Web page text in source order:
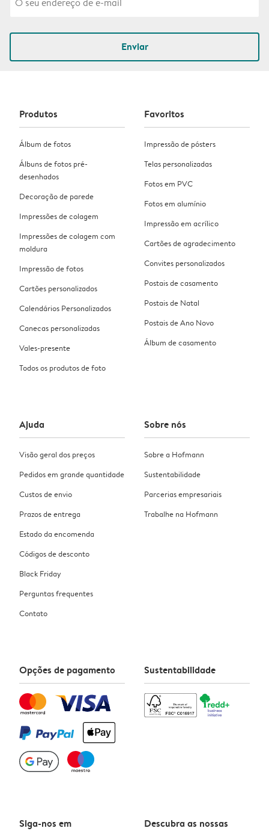
Enviar
Produtos
Álbum de fotos
Álbuns de fotos pré-
desenhados
Decoração de parede
Impressões de colagem
Impressões de colagem com
moldura
Impressão de fotos
Cartões personalizados
Calendários Personalizados
Canecas personalizadas
Vales-presente
Todos os produtos de foto
Favoritos
Impressão de pósters
Telas personalizadas
Fotos em PVC
Fotos em alumínio
Impressão em acrílico
Cartões de agradecimento
Convites personalizados
Postais de casamento
Postais de Natal
Postais de Ano Novo
Álbum de casamento
Ajuda
Visão geral dos preços
Pedidos em grande quantidade
Custos de envio
Prazos de entrega
Estado da encomenda
Códigos de desconto
Black Friday
Perguntas frequentes
Contato
Sobre nós
Sobre a Hofmann
Sustentabilidade
Parcerias empresariais
Trabalhe na Hofmann
Opções de pagamento Sustentabilidade
Siga-nos em
Descubra as nossas